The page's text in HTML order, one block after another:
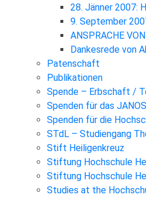
28. Jänner 2007:
9. September
ANSPRACHE
Dankesrede von
Patenschaft
Publikationen
Spende – Erbschaft /
Spenden für das
Spenden für die
STdL – Studiengang
Stift Heiligenkreuz
Stiftung Hochschule
Stiftung Hochschule
Studies at the